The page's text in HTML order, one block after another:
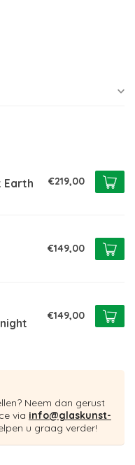
Earth €219,00
€149,00
€149,00
Neem dan gerust
via info@glaskunst-
u graag verder!